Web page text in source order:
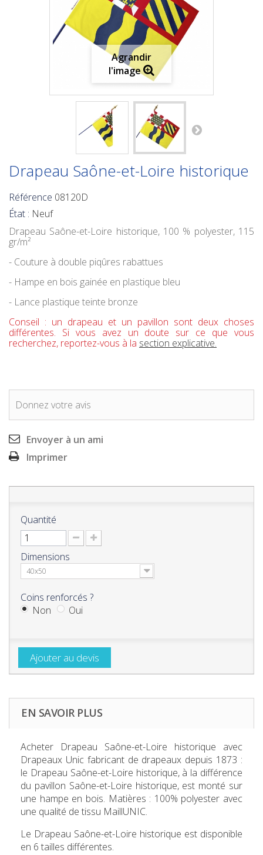
Agrandir
l'image
Drapeau Saône-et-Loire historique
Référence 08120D
État : Neuf
Drapeau Saône-et-Loire historique, 100 % polyester, 115
gr/m²
- Couture à double piqûres rabattues
- Hampe en bois gainée en plastique bleu
- Lance plastique teinte bronze
Conseil : un drapeau et un pavillon sont deux choses
différentes. Si vous avez un doute sur ce que vous
recherchez, reportez-vous à la section explicative.
Donnez votre avis
Envoyer à un ami
Imprimer
Quantité
Dimensions
40x50
Coins renforcés ?
Non
Oui
Ajouter au devis
EN SAVOIR PLUS
Acheter Drapeau Saône-et-Loire historique
avec
Drapeaux Unic fabricant de drapeaux depuis 1873 :
le Drapeau Saône-et-Loire historique, à la différence
du pavillon Saône-et-Loire historique, est monté sur
une hampe en bois. Matières : 100% polyester avec
une qualité de tissu MaillUNIC.
Le Drapeau Saône-et-Loire historique est disponible
en 6 tailles différentes.